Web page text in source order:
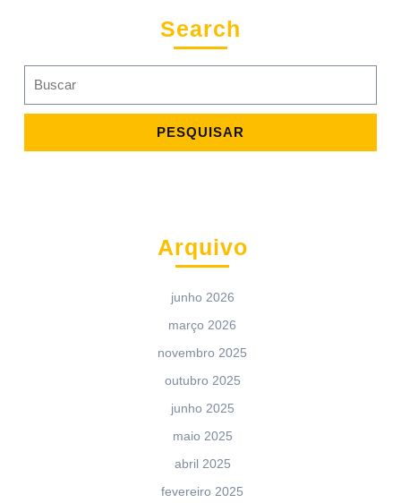
Search
for:
Arquivo
junho 2026
março 2026
novembro 2025
outubro 2025
junho 2025
maio 2025
abril 2025
fevereiro 2025